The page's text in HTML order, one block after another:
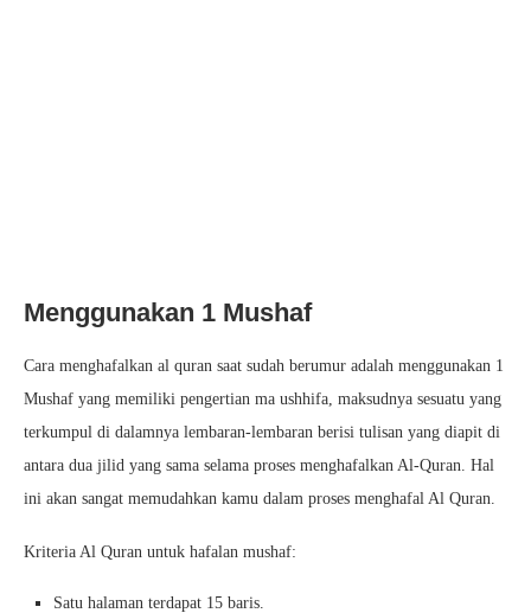
Menggunakan 1 Mushaf
Cara menghafalkan al quran saat sudah berumur adalah menggunakan 1
Mushaf yang memiliki pengertian ma ushhifa, maksudnya sesuatu yang
terkumpul di dalamnya lembaran-lembaran berisi tulisan yang diapit di
antara dua jilid yang sama selama proses menghafalkan Al-Quran. Hal
ini akan sangat memudahkan kamu dalam proses menghafal Al Quran.
Kriteria Al Quran untuk hafalan mushaf:
Satu halaman terdapat 15 baris.